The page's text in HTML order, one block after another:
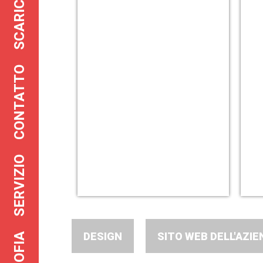
DESIGN SITO WEB
SERVIZIO
CONTATTO